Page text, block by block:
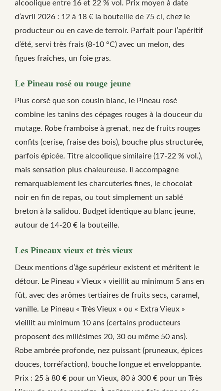
alcoolique entre 16 et 22 % vol. Prix moyen à date
d’avril 2026 : 12 à 18 € la bouteille de 75 cl, chez le
producteur ou en cave de terroir. Parfait pour l’apéritif
d’été, servi très frais (8-10 °C) avec un melon, des
figues fraîches, un foie gras.
Le Pineau rosé ou rouge jeune
Plus corsé que son cousin blanc, le Pineau rosé
combine les tanins des cépages rouges à la douceur du
mutage. Robe framboise à grenat, nez de fruits rouges
confits (cerise, fraise des bois), bouche plus structurée,
parfois épicée. Titre alcoolique similaire (17-22 % vol.),
mais sensation plus chaleureuse. Il accompagne
remarquablement les charcuteries fines, le chocolat
noir en fin de repas, ou tout simplement un sablé
breton à la salidou. Budget identique au blanc jeune,
autour de 14-20 € la bouteille.
Les Pineaux vieux et très vieux
Deux mentions d’âge supérieur existent et méritent le
détour. Le Pineau « Vieux » vieillit au minimum 5 ans en
fût, avec des arômes tertiaires de fruits secs, caramel,
vanille. Le Pineau « Très Vieux » ou « Extra Vieux »
vieillit au minimum 10 ans (certains producteurs
proposent des millésimes 20, 30 ou même 50 ans).
Robe ambrée profonde, nez puissant (pruneaux, épices
douces, torréfaction), bouche longue et enveloppante.
Prix : 25 à 80 € pour un Vieux, 80 à 300 € pour un Très